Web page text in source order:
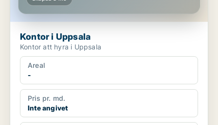
Kontor i Uppsala
Kontor att hyra i Uppsala
Areal
-
Pris pr. md.
Inte angivet